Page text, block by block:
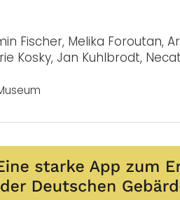
Fischer, Melika Foroutan,
Kosky, Jan Kuhlbrodt,